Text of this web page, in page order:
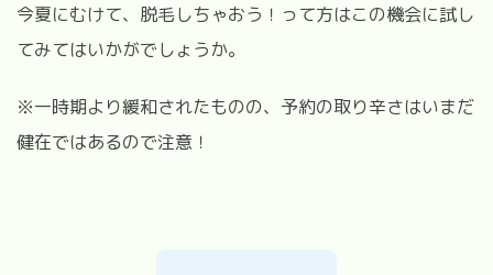
今夏にむけて、脱毛しちゃおう！って方はこの機会に試し
てみてはいかがでしょうか。
※一時期より緩和されたものの、予約の取り辛さはいまだ
健在ではあるので注意！